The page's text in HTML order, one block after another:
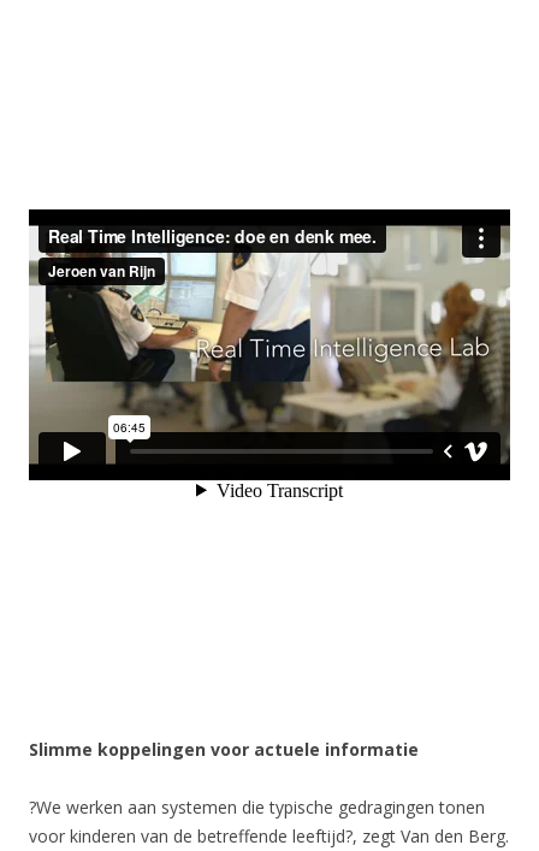
Slimme koppelingen voor actuele informatie
?We werken aan systemen die typische gedragingen tonen
voor kinderen van de betreffende leeftijd?, zegt Van den Berg.